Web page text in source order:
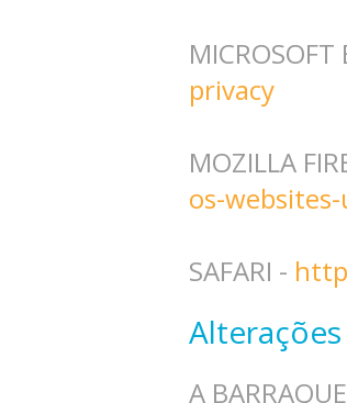
MICROSOFT
privacy
MOZILLA
os-
SAFARI -
A